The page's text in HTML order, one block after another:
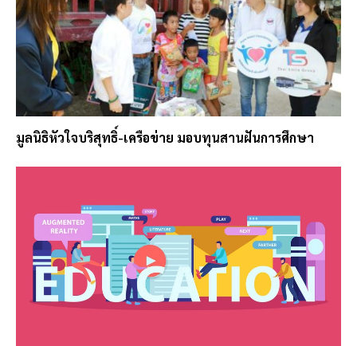
มูลนิธิหัวใจบริสุทธิ์-เครือข่าย มอบทุนสานฝันการศึกษา